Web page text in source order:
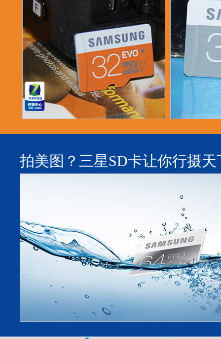
拍美图？三星SD卡让你行摄天